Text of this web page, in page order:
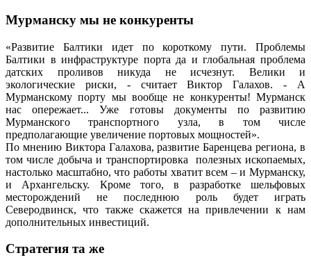
Мурманску мы не конкуренты
«Развитие Балтики идет по короткому пути. Проблемы
Балтики в инфраструктуре порта да и глобальная проблема
датских проливов никуда не исчезнут. Велики и
экологические риски, - считает Виктор Галахов. - А
Мурманскому порту мы вообще не конкуренты! Мурманск
нас опережает... Уже готовы документы по развитию
Мурманского транспортного узла, в том числе
предполагающие увеличение портовых мощностей».
По мнению Виктора Галахова, развитие Баренцева региона, в
том числе добыча и транспортировка полезных ископаемых,
настолько масштабно, что работы хватит всем – и Мурманску,
и Архангельску. Кроме того, в разработке шельфовых
месторождений не последнюю роль будет играть
Северодвинск, что также скажется на привлечении к нам
дополнительных инвестиций.
Стратегия та же